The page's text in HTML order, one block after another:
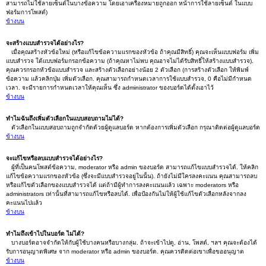
สามารถไม่ใช้ลายเซ็นต์ในบางข้อความ โดยเอาเครื่องหมายถูกออก หน้าการใช้ลายเซ็นต์ ในแบบ
ฟอร์มการโพสต์)
ข้างบน
จะสร้างแบบสำรวจได้อย่างไร?
เมื่อคุณสร้างหัวข้อใหม่ (หรือแก้ไขข้อความแรกของหัวข้อ ถ้าคุณมีสิทธิ์) คุณจะเห็นแบบฟอร์ม เพิ่ม
แบบสำรวจ ใต้แบบฟอร์มกรอกข้อความ (ถ้าคุณหาไม่พบ คุณอาจไม่ได้รับสิทธิ์ให้สร้างแบบสำรวจ).
คุณควรกรอกหัวข้อแบบสำรวจ และสร้างตัวเลือกอย่างน้อย 2 ตัวเลือก (การสร้างตัวเลือก ให้พิมพ์
ข้อความ แล้วคลิกปุ่ม เพิ่มตัวเลือก. คุณสามารถกำหนดเวลาการใช้แบบสำรวจ, 0 คือไม่มีกำหนด
เวลา. จะมีรายการกำหนดเวลาให้คุณเห็น ซึ่ง administrator ของบอร์ดได้ตั้งเอาไว้
ข้างบน
ทำไมฉันถึงเพิ่มตัวเลือกในแบบสอบถามไม่ได้?
ตัวเลือกในแบบสอบถามถูกจำกัดด้วยผู้ดูแลบอร์ด หากต้องการเพิ่มตัวเลือก กรุณาติดต่อผู้ดูแลบอร์ด
ข้างบน
จะแก้ไขหรือลบแบบสำรวจได้อย่างไร?
ผู้ที่เป็นคนโพสต์ข้อความ, moderator หรือ admin ของบอร์ด สามารถแก้ไขแบบสำรวจได้. ให้คลิก
แก้ไขข้อความแรกของหัวข้อ (ซึ่งจะมีแบบสำรวจอยู่ในนั้น). ถ้ายังไม่มีใครลงคะแนน คุณสามารถลบ
หรือแก้ไขตัวเลือกของแบบสำรวจได้ แต่ถ้ามีผู้ทำการลงคะแนนแล้ว เฉพาะ moderators หรือ
administrators เท่านั้นที่สามารถแก้ไขหรือลบได้. เพื่อป้องกันไม่ให้ผู้ใช้แก้ไขตัวเลือกหลังจากลง
คะแนนไปแล้ว
ข้างบน
ทำไมถึงเข้าไปในบอร์ด ไม่ได้?
บางบอร์ดอาจจำกัดให้กับผู้ใช้บางคนหรือบางกลุ่ม. ถ้าจะเข้าไปดู, อ่าน, โพสต์, ฯลฯ คุณจะต้องได้
รับการอนุญาตพิเศษ จาก moderator หรือ admin ของบอร์ด. คุณควรติดต่อเขาเพื่อขออนุญาต
ข้างบน